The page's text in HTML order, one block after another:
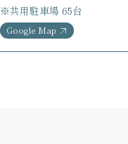
※共用駐車場 65台
Google Map